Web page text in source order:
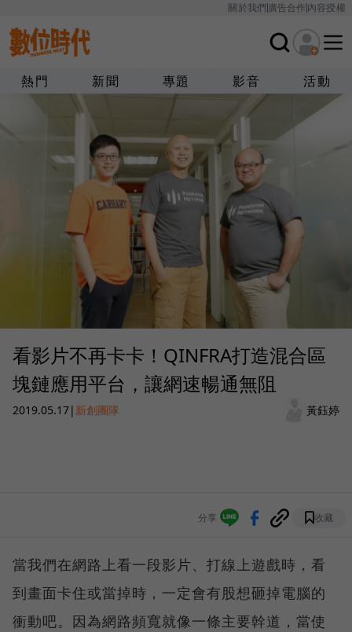
關於我們廣告合作內容授權
熱門 新聞 專題 影音 活動
看影片不再卡卡！QINFRA打造混合區
塊鏈應用平台，讓網速暢通無阻
2019.05.17| 新創團隊 黃鈺婷
分享 收藏
當我們在網路上看一段影片、打線上遊戲時，看
到畫面卡住或當掉時，一定會有股想砸掉電腦的
衝動吧。因為網路頻寬就像一條主要幹道，當使